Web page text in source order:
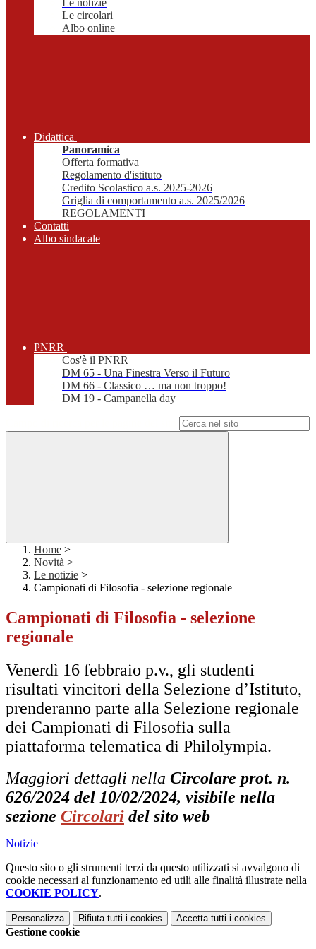
Le notizie
Le circolari
Albo online
Didattica
Panoramica
Offerta formativa
Regolamento d'istituto
Credito Scolastico a.s. 2025-2026
Griglia di comportamento a.s. 2025/2026
REGOLAMENTI
Contatti
Albo sindacale
PNRR
Cos'è il PNRR
DM 65 - Una Finestra Verso il Futuro
DM 66 - Classico … ma non troppo!
DM 19 - Campanella day
Home >
Novità >
Le notizie >
Campionati di Filosofia - selezione regionale
Campionati di Filosofia - selezione
regionale
Venerdì 16 febbraio p.v., gli studenti
risultati vincitori della Selezione d’Istituto,
prenderanno parte alla Selezione regionale
dei Campionati di Filosofia sulla
piattaforma telematica di Philolympia.
Maggiori dettagli nella Circolare prot. n.
626/2024 del 10/02/2024, visibile nella
sezione Circolari del sito web
Notizie
Questo sito o gli strumenti terzi da questo utilizzati si avvalgono di
cookie necessari al funzionamento ed utili alle finalità illustrate nella
COOKIE POLICY.
Personalizza Rifiuta tutti i cookies Accetta tutti i cookies
Gestione cookie